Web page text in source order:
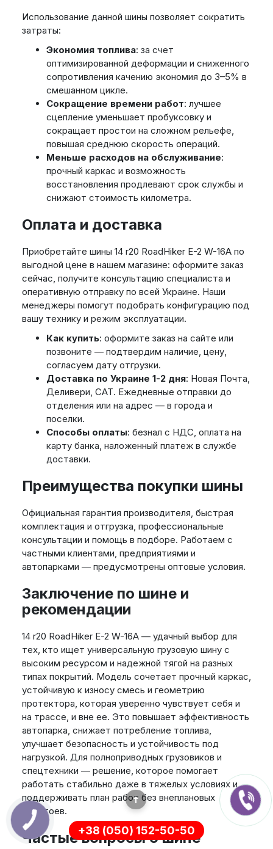
Использование данной шины позволяет сократить
затраты:
Экономия топлива: за счет
оптимизированной деформации и сниженного
сопротивления качению экономия до 3–5% в
смешанном цикле.
Сокращение времени работ: лучшее
сцепление уменьшает пробуксовку и
сокращает простои на сложном рельефе,
повышая среднюю скорость операций.
Меньше расходов на обслуживание:
прочный каркас и возможность
восстановления продлевают срок службы и
снижают стоимость километра.
Оплата и доставка
Приобретайте шины 14 r20 RoadHiker E-2 W-16A по
выгодной цене в нашем магазине: оформите заказ
сейчас, получите консультацию специалиста и
оперативную отправку по всей Украине. Наши
менеджеры помогут подобрать конфигурацию под
вашу технику и режим эксплуатации.
Как купить: оформите заказ на сайте или
позвоните — подтвердим наличие, цену,
согласуем дату отгрузки.
Доставка по Украине 1-2 дня: Новая Почта,
Деливери, САТ. Ежедневные отправки до
отделения или на адрес — в города и
поселки.
Способы оплаты: безнал с НДС, оплата на
карту банка, наложенный платеж в службе
доставки.
Преимущества покупки шины
Официальная гарантия производителя, быстрая
комплектация и отгрузка, профессиональные
консультации и помощь в подборе. Работаем с
частными клиентами, предприятиями и
автопарками — предусмотрены оптовые условия.
Заключение по шине и
рекомендации
14 r20 RoadHiker E-2 W-16A — удачный выбор для
тех, кто ищет универсальную грузовую шину с
высоким ресурсом и надежной тягой на разных
типах покрытий. Модель сочетает прочный каркас,
устойчивую к износу смесь и геометрию
протектора, которая уверенно чувствует себя и
на трассе, и вне ее. Это повышает эффективность
автопарка, снижает потребление топлива,
улучшает безопасность и устойчивость под
нагрузкой. Для полноприводных грузовиков и
спецтехники — решение, которое помогает
работать стабильно даже в тяжелых условиях и
поддерживать план работ без внеплановых
простоев.
Частые вопросы о шине
+38 (050) 152-50-50